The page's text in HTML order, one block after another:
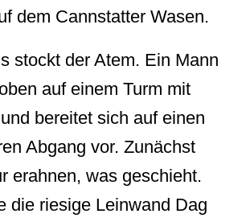
dem Cannstatter Wasen.
stockt der Atem. Ein Mann
auf einem Turm mit
bereitet sich auf einen
Abgang vor. Zunächst
erahnen, was geschieht.
die riesige Leinwand Dag